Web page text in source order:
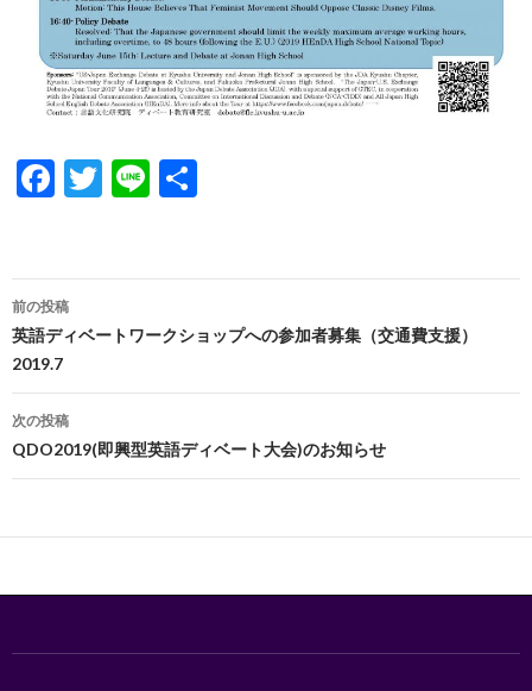
F
b
o
o
k
T
er
Li
投
稿
ナ
ビ
ゲ
シ
ョ
前の投稿
英語ディベートワークショップへの参加者募集（交通費支援）
2019.7
次の投稿
QDO2019(即興型英語ディベート大会)のお知らせ